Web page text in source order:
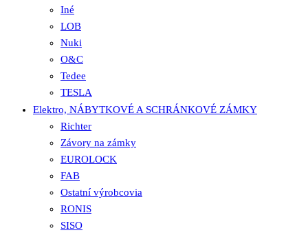
Iné
LOB
Nuki
O&C
Tedee
TESLA
Elektro, NÁBYTKOVÉ A SCHRÁNKOVÉ ZÁMKY
Richter
Závory na zámky
EUROLOCK
FAB
Ostatní výrobcovia
RONIS
SISO